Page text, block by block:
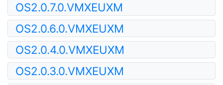
OS2.0.7.0.VMXEUXM
OS2.0.6.0.VMXEUXM
OS2.0.4.0.VMXEUXM
OS2.0.3.0.VMXEUXM